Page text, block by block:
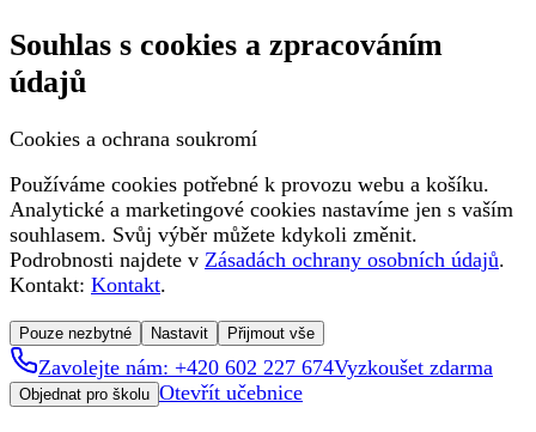
Souhlas s cookies a zpracováním
údajů
Cookies a ochrana soukromí
Používáme cookies potřebné k provozu webu a košíku.
Analytické a marketingové cookies nastavíme jen s vaším
souhlasem. Svůj výběr můžete kdykoli změnit.
Podrobnosti najdete v Zásadách ochrany osobních údajů.
Kontakt: Kontakt.
Pouze nezbytné Nastavit Přijmout vše
Zavolejte nám: +420 602 227 674Vyzkoušet zdarma
Objednat pro školu Otevřít učebnice